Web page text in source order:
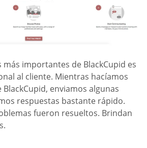
más importantes de BlackCupid es
al cliente. Mientras hacíamos
enviamos algunas
respuestas bastante rápido.
fueron resueltos. Brindan